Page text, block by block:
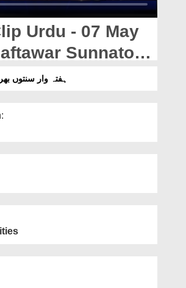
Urdu - 07 May
Sunnaton
Kay Manazirہفتہ وار سنتوں